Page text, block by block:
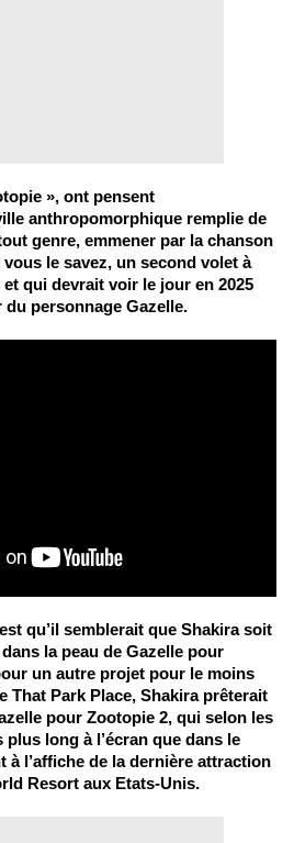
», ont pensent
anthropomorphique remplie de
genre, emmener par la chanson
le savez, un second volet à
qui devrait voir le jour en 2025
personnage Gazelle.
qu’il semblerait que Shakira soit
la peau de Gazelle pour
un autre projet pour le moins
That Park Place, Shakira prêterait
pour Zootopie 2, qui selon les
long à l’écran que dans le
à l’affiche de la dernière attraction
Resort aux Etats-Unis.